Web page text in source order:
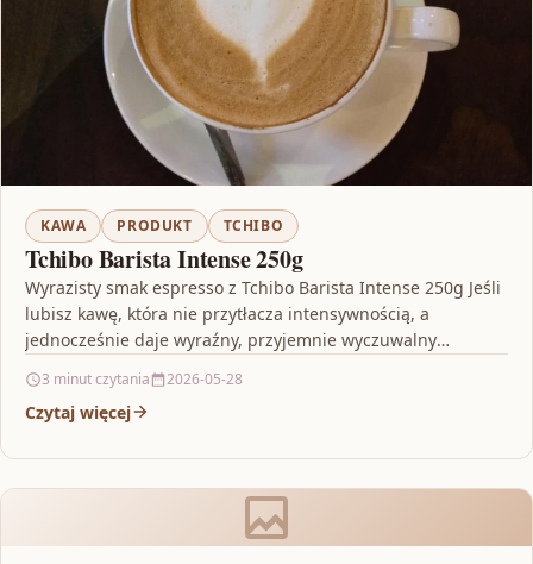
KAWA PRODUKT TCHIBO
Tchibo Barista Intense 250g
Wyrazisty smak espresso z Tchibo Barista Intense 250g Jeśli
lubisz kawę, która nie przytłacza intensywnością, a
jednocześnie daje wyraźny, przyjemnie wyczuwalny
3 minut czytania 2026-05-28
Czytaj więcej